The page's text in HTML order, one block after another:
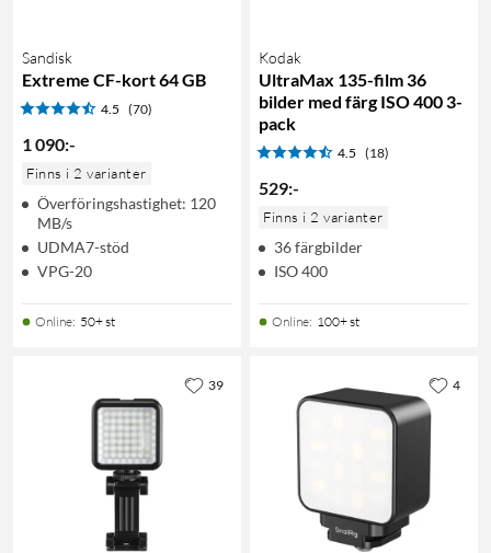
Sandisk
Extreme CF-kort 64 GB
4.5 (70)
1 090:-
Finns i 2 varianter
Överföringshastighet: 120
MB/s
UDMA7-stöd
VPG-20
Online: 50+ st
Kodak
UltraMax 135-film 36
bilder med färg ISO 400 3-
pack
4.5 (18)
529:-
Finns i 2 varianter
36 färgbilder
ISO 400
Online: 100+ st
39 4